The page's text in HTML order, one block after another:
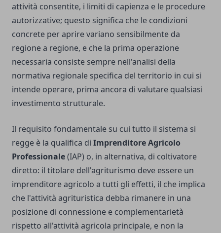
attività consentite, i limiti di capienza e le procedure
autorizzative; questo significa che le condizioni
concrete per aprire variano sensibilmente da
regione a regione, e che la prima operazione
necessaria consiste sempre nell'analisi della
normativa regionale specifica del territorio in cui si
intende operare, prima ancora di valutare qualsiasi
investimento strutturale.
Il requisito fondamentale su cui tutto il sistema si
regge è la qualifica di Imprenditore Agricolo
Professionale(IAP) o, in alternativa, di coltivatore
diretto: il titolare dell'agriturismo deve essere un
imprenditore agricolo a tutti gli effetti, il che implica
che l'attività agrituristica debba rimanere in una
posizione di connessione e complementarietà
rispetto all'attività agricola principale, e non la